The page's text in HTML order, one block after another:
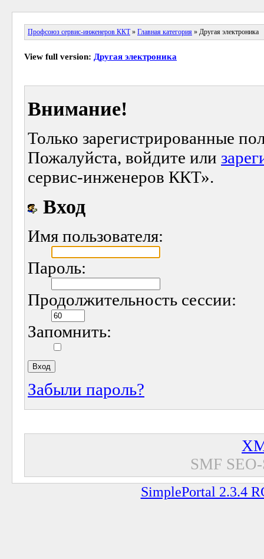
Профсоюз сервис-инженеров ККТ» Главная категория » Другая электроника
View full version: Другая электроника
Внимание!
Только зарегистрированные
Пожалуйста, войдите или
сервис-инженеров ККТ».
Вход
Имя пользователя:
Пароль:
Продолжительность сессии:
Запомнить:
Забыли пароль?
SMF
SimplePortal 2.3.4